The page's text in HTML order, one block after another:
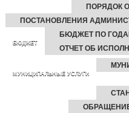
ПОРЯДОК
ПОСТАНОВЛЕНИЯ
БЮДЖЕТ
БЮДЖЕТ ПО
ОТЧЕТ ОБ
МУНИЦИПАЛЬНЫЕ УСЛУГИ